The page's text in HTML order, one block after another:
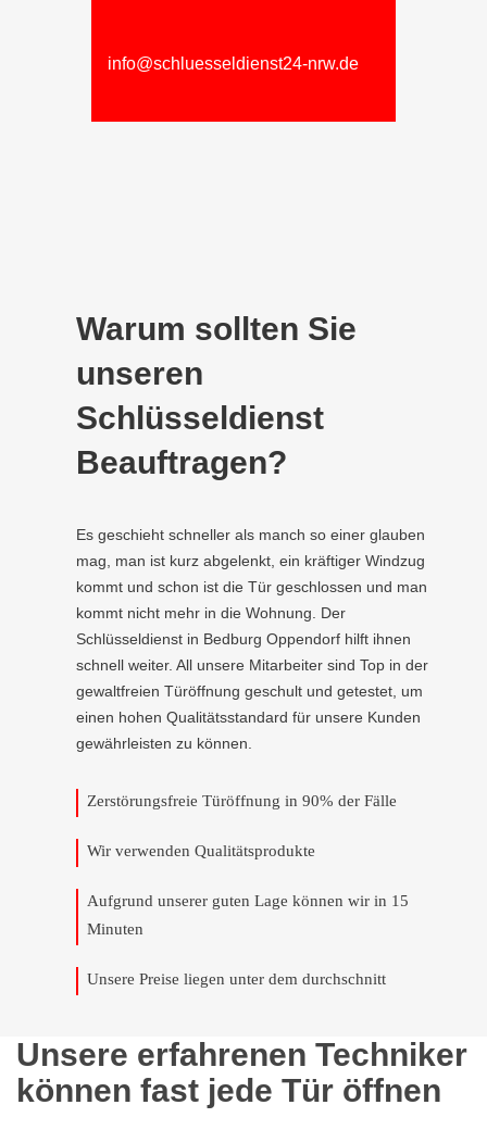
info@schluesseldienst24-nrw.de
Warum sollten Sie
unseren
Schlüsseldienst
Beauftragen?
Es geschieht schneller als manch so einer glauben
mag, man ist kurz abgelenkt, ein kräftiger Windzug
kommt und schon ist die Tür geschlossen und man
kommt nicht mehr in die Wohnung. Der
Schlüsseldienst in Bedburg Oppendorf hilft ihnen
schnell weiter. All unsere Mitarbeiter sind Top in der
gewaltfreien Türöffnung geschult und getestet, um
einen hohen Qualitätsstandard für unsere Kunden
gewährleisten zu können.
Zerstörungsfreie Türöffnung in 90% der Fälle
Wir verwenden Qualitätsprodukte
Aufgrund unserer guten Lage können wir in 15
Minuten
Unsere Preise liegen unter dem durchschnitt
Unsere erfahrenen Techniker
können fast jede Tür öffnen